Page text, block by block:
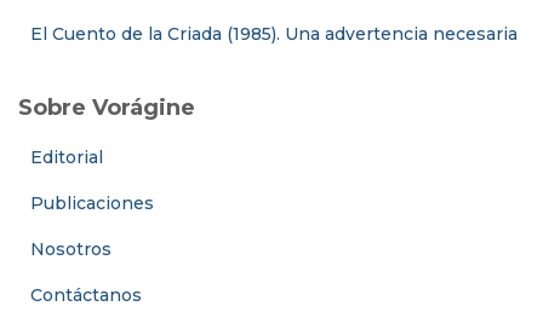
El Cuento de la Criada (1985). Una advertencia necesaria
Sobre Vorágine
Editorial
Publicaciones
Nosotros
Contáctanos